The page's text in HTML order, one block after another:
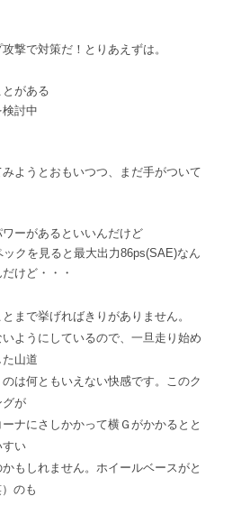
で対策だ！とりあえずは。
がある
討中
うとおもいつつ、まだ手がついて
ーがあるといいんだけど
クを見ると最大出力86ps(SAE)なん
けど・・・
まで挙げればきりがありません。
ようにしているので、一旦走り始め
山道
は何ともいえない快感です。このク
グが
ナにさしかかって横Ｇがかかるとと
すい
もしれません。ホイールベースがと
のも